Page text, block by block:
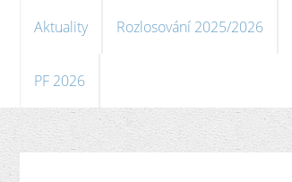
Aktuality Rozlosování 2025/2026
PF 2026